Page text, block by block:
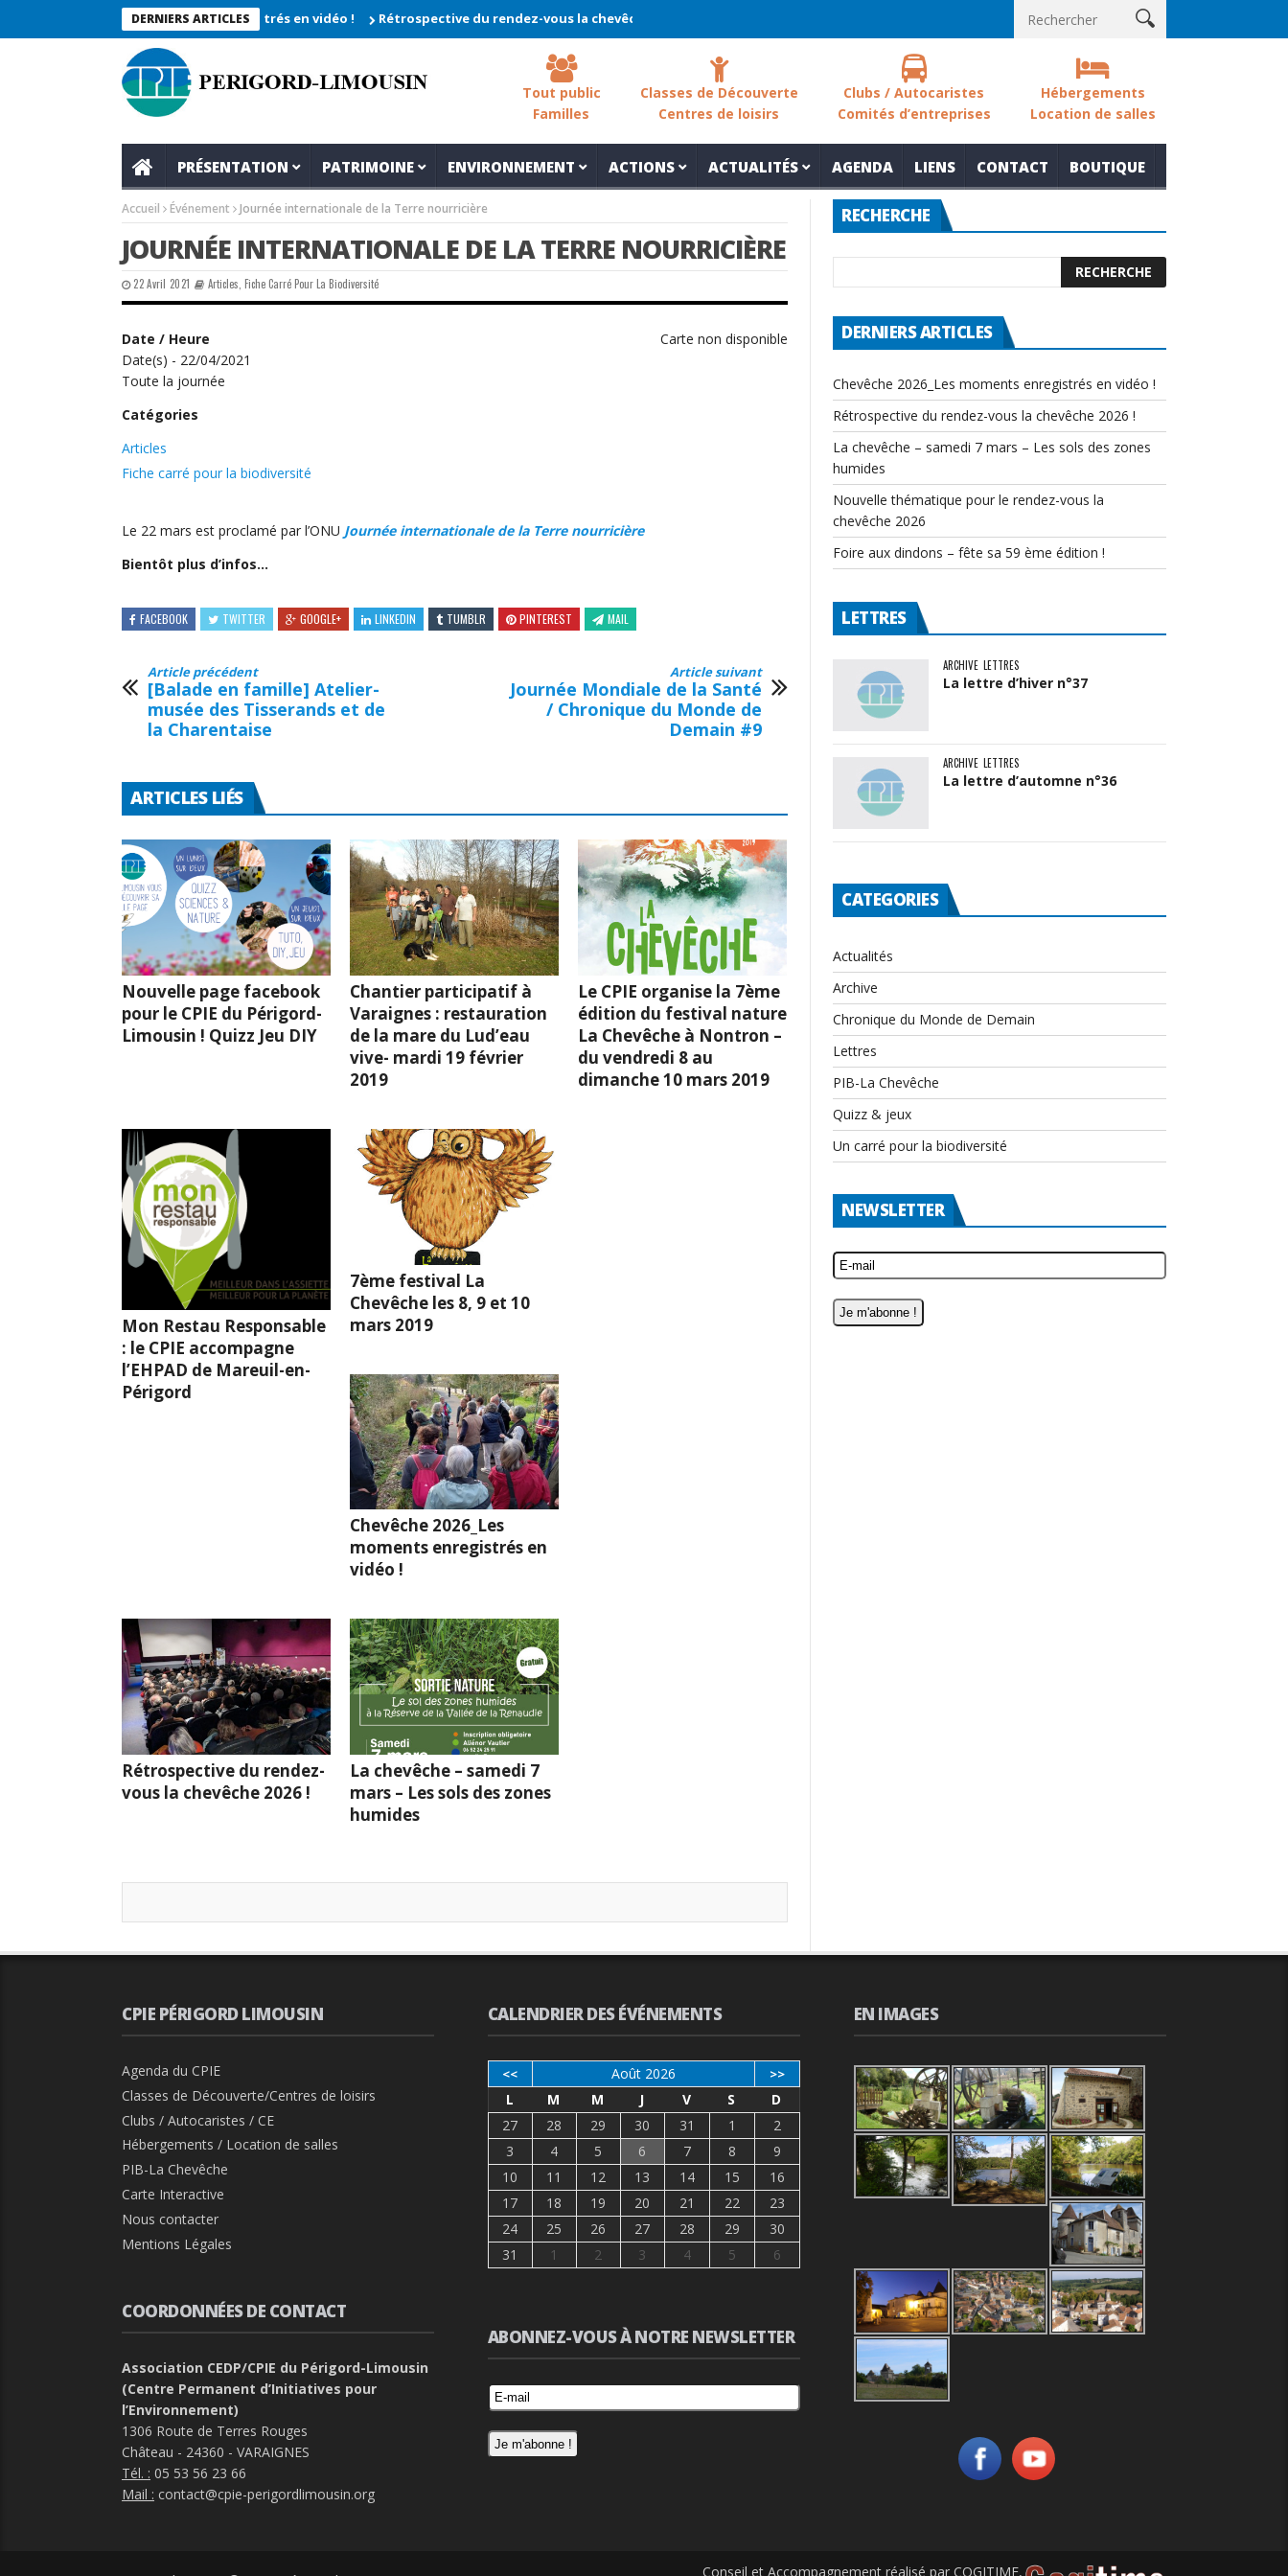
DERNIERS ARTICLES
2026_Les moments enregistrés en vidéo ! Rétrospective du rendez-vous la chevêche 2026 ! La chevêche – samedi 7 mars – Les sols des zones humides Nouvelle thématique pour le
Tout public
Familles
Classes de Découverte
Centres de loisirs
Clubs / Autocaristes
Comités d’entreprises
Hébergements
Location de salles
PRÉSENTATION PATRIMOINE ENVIRONNEMENT ACTIONS ACTUALITÉS AGENDA LIENS CONTACT BOUTIQUE
Accueil Événement Journée internationale de la Terre nourricière
JOURNÉE INTERNATIONALE DE LA TERRE NOURRICIÈRE
22 Avril 2021 Articles ,Fiche Carré Pour La Biodiversité
Carte non disponible
Date / Heure
Date(s) - 22/04/2021
Toute la journée
Catégories
Articles
Fiche carré pour la biodiversité
Le 22 mars est proclamé par l’ONU Journée internationale de la Terre nourricière
Bientôt plus d’infos…
FACEBOOK TWITTER GOOGLE+ LINKEDIN TUMBLR PINTEREST MAIL
Article précédent
[Balade en famille] Atelier-
musée des Tisserands et de
la Charentaise
Article suivant
Journée Mondiale de la Santé
/ Chronique du Monde de
Demain #9
ARTICLES LIÉS
Nouvelle page facebook
pour le CPIE du Périgord-
Limousin ! Quizz Jeu DIY
Chantier participatif à
Varaignes : restauration
de la mare du Lud’eau
vive- mardi 19 février
2019
Le CPIE organise la 7ème
édition du festival nature
La Chevêche à Nontron –
du vendredi 8 au
dimanche 10 mars 2019
Mon Restau Responsable
: le CPIE accompagne
l’EHPAD de Mareuil-en-
Périgord
7ème festival La
Chevêche les 8, 9 et 10
mars 2019
Chevêche 2026_Les
moments enregistrés en
vidéo !
Rétrospective du rendez-
vous la chevêche 2026 !
La chevêche – samedi 7
mars – Les sols des zones
humides
RECHERCHE
DERNIERS ARTICLES
Chevêche 2026_Les moments enregistrés en vidéo !
Rétrospective du rendez-vous la chevêche 2026 !
La chevêche – samedi 7 mars – Les sols des zones
humides
Nouvelle thématique pour le rendez-vous la
chevêche 2026
Foire aux dindons – fête sa 59 ème édition !
LETTRES
ARCHIVE LETTRES
La lettre d’hiver n°37
ARCHIVE LETTRES
La lettre d’automne n°36
CATEGORIES
Actualités
Archive
Chronique du Monde de Demain
Lettres
PIB-La Chevêche
Quizz & jeux
Un carré pour la biodiversité
NEWSLETTER
CPIE PÉRIGORD LIMOUSIN
Agenda du CPIE
Classes de Découverte/Centres de loisirs
Clubs / Autocaristes / CE
Hébergements / Location de salles
PIB-La Chevêche
Carte Interactive
Nous contacter
Mentions Légales
COORDONNÉES DE CONTACT
Association CEDP/CPIE du Périgord-Limousin
(Centre Permanent d’Initiatives pour
l’Environnement)
1306 Route de Terres Rouges
Château - 24360 - VARAIGNES
Tél. : 05 53 56 23 66
Mail : contact@cpie-perigordlimousin.org
CALENDRIER DES ÉVÉNEMENTS
<< Août 2026 >>
L M M J V S
D
27
28 29 30 31 1
2
3
4 5 6 7 8
9
10
11 12 13 14 15
16
17
18 19 20 21 22
23
24
25 26 27 28 29
30
31
1 2 3 4 5 6
ABONNEZ-VOUS À NOTRE NEWSLETTER
EN IMAGES
Conseil et Accompagnement réalisé par COGITIME,